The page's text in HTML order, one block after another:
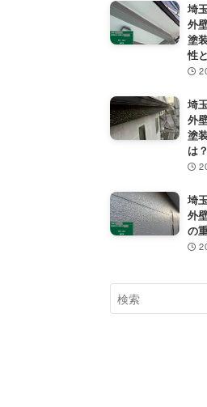
埼
外
塗
性
埼
外
塗
は？
埼
外
の